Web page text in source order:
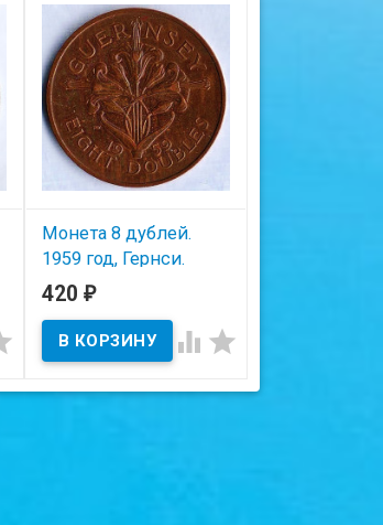
Монета 8 дублей.
1959 год, Гернси.
В наличии
420 ₽
 